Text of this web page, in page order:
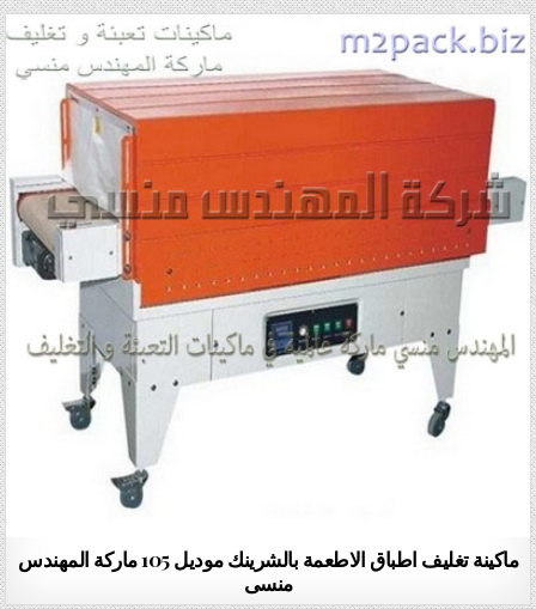
ماكينة تغليف اطباق الاطعمة بالشرينك موديل 105 ماركة المهندس
منسى